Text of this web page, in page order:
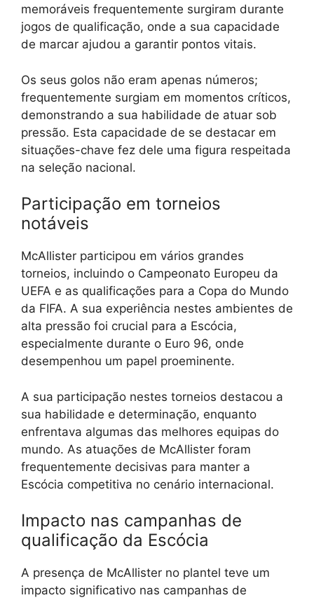
memoráveis frequentemente surgiram durante
jogos de qualificação, onde a sua capacidade
de marcar ajudou a garantir pontos vitais.
Os seus golos não eram apenas números;
frequentemente surgiam em momentos críticos,
demonstrando a sua habilidade de atuar sob
pressão. Esta capacidade de se destacar em
situações-chave fez dele uma figura respeitada
na seleção nacional.
Participação em torneios
notáveis
McAllister participou em vários grandes
torneios, incluindo o Campeonato Europeu da
UEFA e as qualificações para a Copa do Mundo
da FIFA. A sua experiência nestes ambientes de
alta pressão foi crucial para a Escócia,
especialmente durante o Euro 96, onde
desempenhou um papel proeminente.
A sua participação nestes torneios destacou a
sua habilidade e determinação, enquanto
enfrentava algumas das melhores equipas do
mundo. As atuações de McAllister foram
frequentemente decisivas para manter a
Escócia competitiva no cenário internacional.
Impacto nas campanhas de
qualificação da Escócia
A presença de McAllister no plantel teve um
impacto significativo nas campanhas de